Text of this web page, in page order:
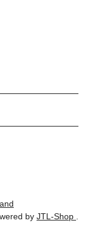
by JTL-Shop .